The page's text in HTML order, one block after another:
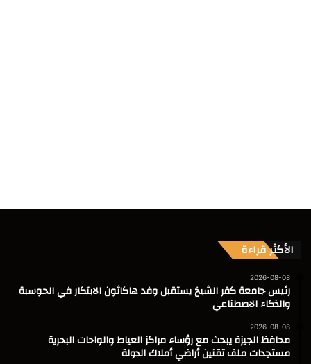
الأكثر قراءة
2026-08-08
رئيس جامعة كفر الشيخ يستقبل وفد هاكاثون الابتكار في الحوسبة
والذكاء الاصطناعي
2026-08-08
محافظ الجيزة يبحث مع رؤساء مراكز العياط والواحات البحرية
مستجدات ملف تقنين أراضي أملاك الدولة